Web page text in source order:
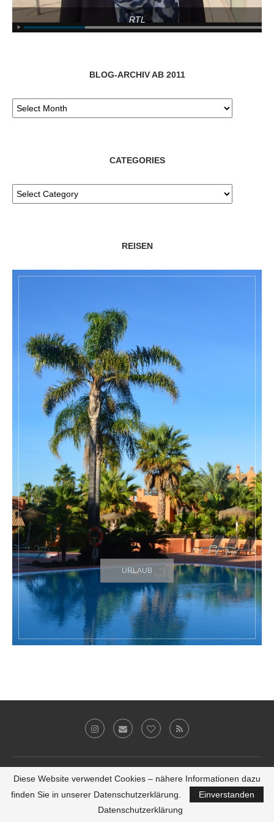
RTL
BLOG-ARCHIV AB 2011
CATEGORIES
REISEN
URLAUB
Impressum Datenschutz Werbung E-Mail
© 2011-2019 Ari Sunshine
kathastrophal.de♥
Diese Website verwendet Cookies – nähere Informationen dazu
finden Sie in unserer Datenschutzerklärung.
Einverstanden
Datenschutzerklärung